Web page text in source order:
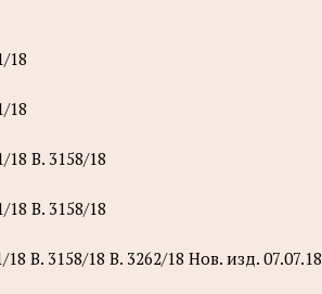
18
18
B. 3158/18
B. 3158/18
B. 3158/18 B. 3262/18 Нов. изд. 07.07.18